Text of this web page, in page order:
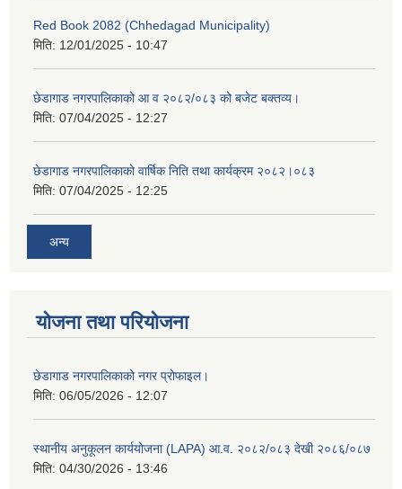
Red Book 2082 (Chhedagad Municipality)
मिति: 12/01/2025 - 10:47
छेडागाड नगरपालिकाको आ व २०८२/०८३ को बजेट बक्तव्य।
मिति: 07/04/2025 - 12:27
छेडागाड नगरपालिकाको वार्षिक निति तथा कार्यक्रम २०८२।०८३
मिति: 07/04/2025 - 12:25
अन्य
योजना तथा परियोजना
छेडागाड नगरपालिकाको नगर प्रोफाइल।
मिति: 06/05/2026 - 12:07
स्थानीय अनुकूलन कार्ययोजना (LAPA) आ.व. २०८२/०८३ देखी २०८६/०८७
मिति: 04/30/2026 - 13:46